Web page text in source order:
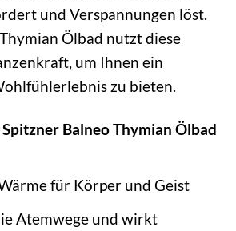
und Verspannungen löst.
Ölbad nutzt diese
um Ihnen ein
zu bieten.
Balneo Thymian Ölbad
für Körper und Geist
Atemwege und wirkt